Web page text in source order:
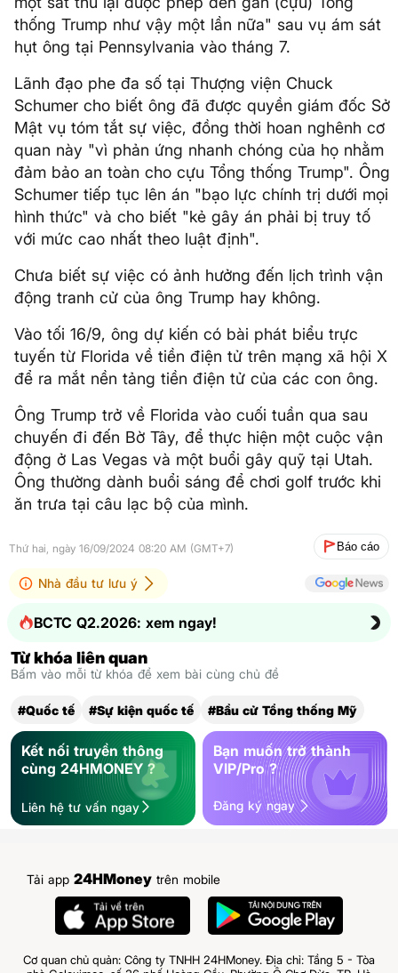
thống Trump như vậy một lần nữa" sau vụ ám sát
hụt ông tại Pennsylvania vào tháng 7.
Lãnh đạo phe đa số tại Thượng viện Chuck
Schumer cho biết ông đã được quyền giám đốc Sở
Mật vụ tóm tắt sự việc, đồng thời hoan nghênh cơ
quan này "vì phản ứng nhanh chóng của họ nhằm
đảm bảo an toàn cho cựu Tổng thống Trump". Ông
Schumer tiếp tục lên án "bạo lực chính trị dưới mọi
hình thức" và cho biết "kẻ gây án phải bị truy tố
với mức cao nhất theo luật định".
Chưa biết sự việc có ảnh hưởng đến lịch trình vận
động tranh cử của ông Trump hay không.
Vào tối 16/9, ông dự kiến có bài phát biểu trực
tuyến từ Florida về tiền điện tử trên mạng xã hội X
để ra mắt nền tảng tiền điện tử của các con ông.
Ông Trump trở về Florida vào cuối tuần qua sau
chuyến đi đến Bờ Tây, để thực hiện một cuộc vận
động ở Las Vegas và một buổi gây quỹ tại Utah.
Ông thường dành buổi sáng để chơi golf trước khi
ăn trưa tại câu lạc bộ của mình.
Thứ hai, ngày 16/09/2024 08:20 AM (GMT+7) Báo cáo
Nhà đầu tư lưu ý
BCTC Q2.2026: xem ngay!
Từ khóa liên quan
Bấm vào mỗi từ khóa để xem bài cùng chủ đề
#Quốc tế #Sự kiện quốc tế #Bầu cử Tổng thống Mỹ
Kết nối truyền thông
cùng 24HMONEY ?
Liên hệ tư vấn ngay
Bạn muốn trở thành
VIP/Pro ?
Đăng ký ngay
Tải app 24HMoney trên mobile
Cơ quan chủ quản: Công ty TNHH 24HMoney. Địa chỉ: Tầng 5 - Tòa